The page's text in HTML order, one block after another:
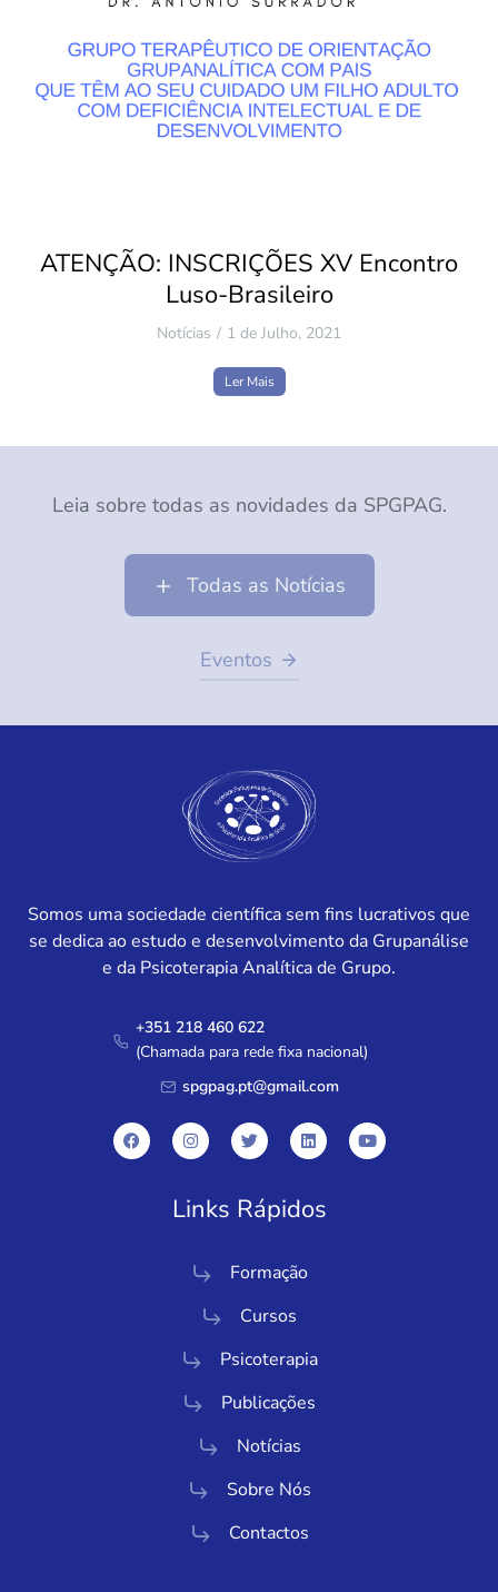
ATENÇÃO: INSCRIÇÕES XV Encontro
Luso-Brasileiro
Notícias 1 de Julho, 2021
Ler Mais
Leia sobre todas as novidades da SPGPAG.
Todas as Notícias
Eventos
Somos uma sociedade científica sem fins lucrativos que
se dedica ao estudo e desenvolvimento da Grupanálise
e da Psicoterapia Analítica de Grupo.
+351 218 460 622
(Chamada para rede fixa nacional)
spgpag.pt@gmail.com
Links Rápidos
Formação
Cursos
Psicoterapia
Publicações
Notícias
Sobre Nós
Contactos